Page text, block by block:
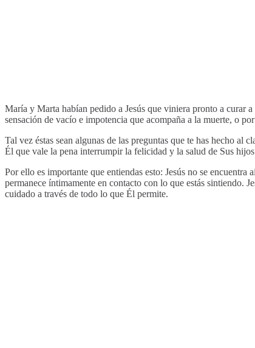
María y Marta habían pedido a Jesús que viniera pronto a curar
sensación de vacío e impotencia que acompaña a la muerte, o
Tal vez éstas sean algunas de las preguntas que te has hecho al
Él que vale la pena interrumpir la felicidad y la salud de Sus
Por ello es importante que entiendas esto: Jesús no se
permanece íntimamente en contacto con lo que estás
cuidado a través de todo lo que Él permite.